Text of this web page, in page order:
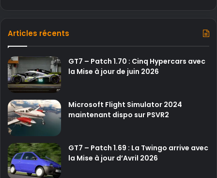
Articles récents
GT7 – Patch 1.70 : Cinq Hypercars avec
la Mise à jour de juin 2026
Microsoft Flight Simulator 2024
maintenant dispo sur PSVR2
GT7 – Patch 1.69 : La Twingo arrive avec
la Mise à jour d’Avril 2026